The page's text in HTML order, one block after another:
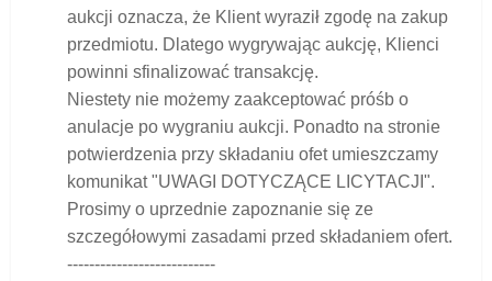
aukcji oznacza, że ​​Klient wyraził zgodę na zakup
przedmiotu. Dlatego wygrywając aukcję, Klienci
powinni sfinalizować transakcję.
Niestety nie możemy zaakceptować próśb o
anulacje po wygraniu aukcji. Ponadto na stronie
potwierdzenia przy składaniu ofet umieszczamy
komunikat "UWAGI DOTYCZĄCE LICYTACJI".
Prosimy o uprzednie zapoznanie się ze
szczegółowymi zasadami przed składaniem ofert.
---------------------------